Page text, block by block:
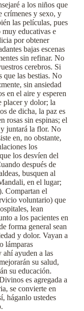
a los niños que
crímenes y sexo, y
las películas, pues
muy educativas e
por obtener
bajas escenas
sin refinar. No
cerebros. Si
que las bestias. No
sin ansiedad
en el aire y esperen
placer y dolor; la
de dicha, la paz es
rosas sin espinas; el
juntará la flor. No
en, no obstante,
los
los desvíen del
después de
busquen al
en el lugar;
Compartan el
voluntario) que
lean
a los pacientes en
forma general sean
y dolor. Vayan a
lámparas
ahí ayuden a las
su salud,
su educación.
es agregada a
se convierte en
háganlo ustedes